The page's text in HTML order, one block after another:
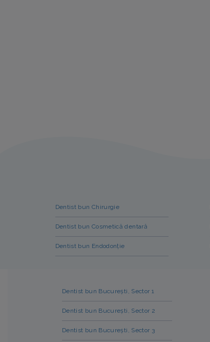
Dentist bun Chirurgie
Dentist bun Cosmetică dentară
Dentist bun Endodonție
Dentist bun București, Sector 1
Dentist bun București, Sector 2
Dentist bun București, Sector 3